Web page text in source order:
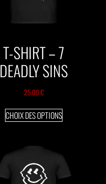
T-SHIRT – 7
DEADLY SINS
25,00€
CHOIX DES OPTIONS